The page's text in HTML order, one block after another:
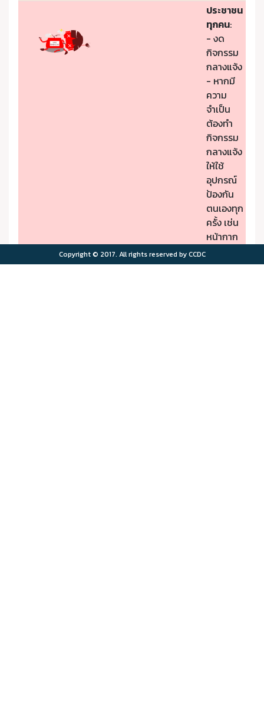
ประชาชน
ทุกคน:
- งด
กิจกรรม
กลางแจ้ง
- หากมี
ความ
จำเป็น
ต้องทำ
กิจกรรม
กลางแจ้ง
ให้ใช้
อุปกรณ์
ป้องกัน
ตนเองทุก
ครั้ง เช่น
หน้ากาก
PM2.5
Copyright © 2017. All rights reserved by CCDC